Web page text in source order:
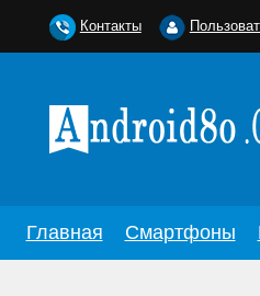
Главная Смартфоны
Контакты